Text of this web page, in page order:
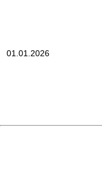
01.01.2026